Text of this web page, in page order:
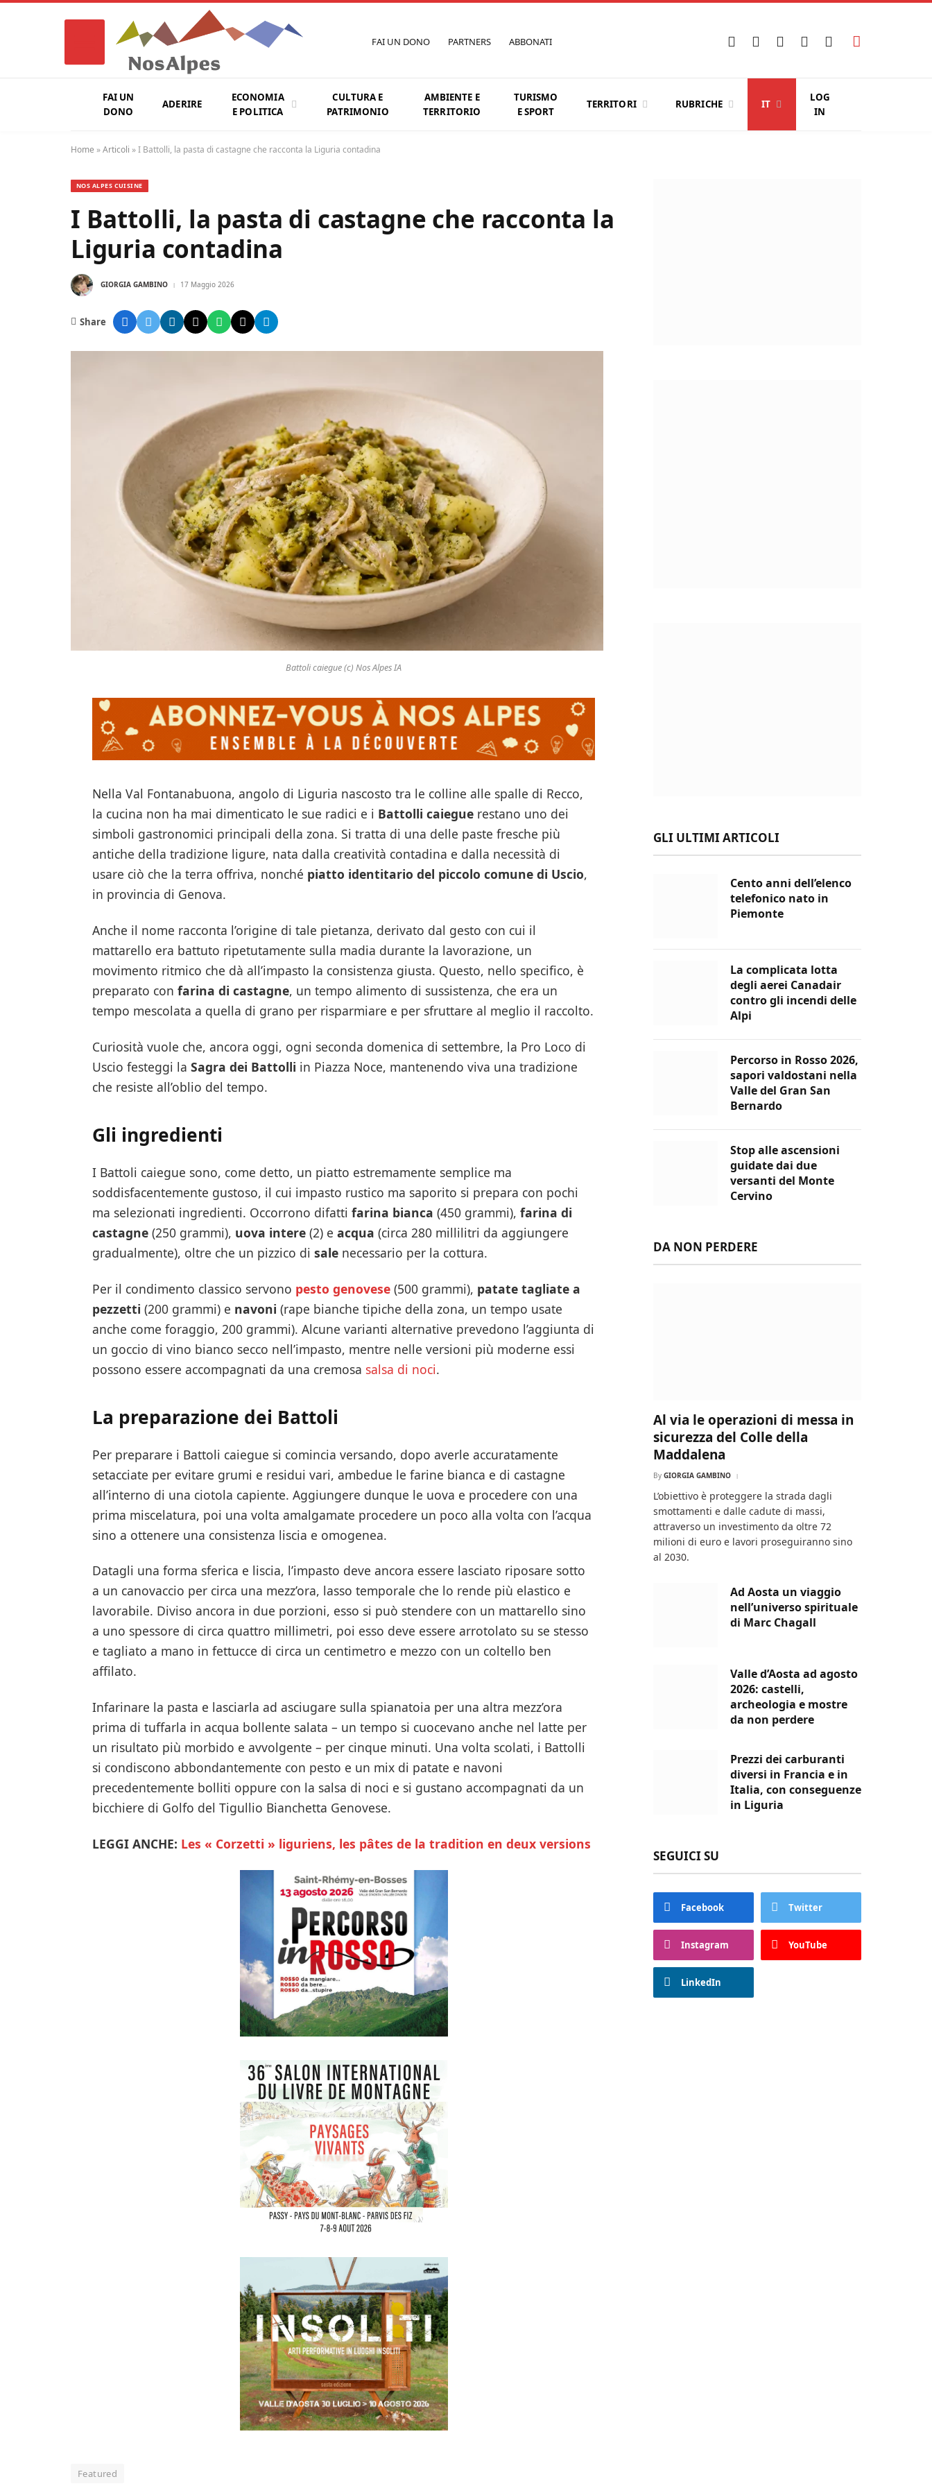
FAI UN DONO PARTNERS ABBONATI Facebook
X
Instagram
YouTubeLinkedIn
FAI UN
DONO
ADERIRE
ECONOMIA
E POLITICA
CULTURA E
PATRIMONIO
AMBIENTE E
TERRITORIO
TURISMO
E SPORT
TERRITORI RUBRICHE IT
LOG
IN
Home »Articoli »I Battolli, la pasta di castagne che racconta la Liguria contadina
NOS ALPES CUISINE
I Battolli, la pasta di castagne che racconta la
Liguria contadina
GIORGIA GAMBINO 17 Maggio 2026
Share
Battoli caiegue (c) Nos Alpes IA
Nella Val Fontanabuona, angolo di Liguria nascosto tra le colline alle spalle di Recco,
la cucina non ha mai dimenticato le sue radici e i Battolli caieguerestano uno dei
simboli gastronomici principali della zona. Si tratta di una delle paste fresche più
antiche della tradizione ligure, nata dalla creatività contadina e dalla necessità di
usare ciò che la terra offriva, nonché piatto identitario del piccolo comune di Uscio,
in provincia di Genova.
Anche il nome racconta l’origine di tale pietanza, derivato dal gesto con cui il
mattarello era battuto ripetutamente sulla madia durante la lavorazione, un
movimento ritmico che dà all’impasto la consistenza giusta. Questo, nello specifico, è
preparato con farina di castagne, un tempo alimento di sussistenza, che era un
tempo mescolata a quella di grano per risparmiare e per sfruttare al meglio il raccolto.
Curiosità vuole che, ancora oggi, ogni seconda domenica di settembre, la Pro Loco di
Uscio festeggi la Sagra dei Battolli in Piazza Noce, mantenendo viva una tradizione
che resiste all’oblio del tempo.
Gli ingredienti
I Battoli caiegue sono, come detto, un piatto estremamente semplice ma
soddisfacentemente gustoso, il cui impasto rustico ma saporito si prepara con pochi
ma selezionati ingredienti. Occorrono difatti farina bianca (450 grammi), farina di
castagne(250 grammi), uova intere(2) e acqua (circa 280 millilitri da aggiungere
gradualmente), oltre che un pizzico di salenecessario per la cottura.
Per il condimento classico servono pesto genovese(500 grammi), patate tagliate a
pezzetti (200 grammi) e navoni (rape bianche tipiche della zona, un tempo usate
anche come foraggio, 200 grammi). Alcune varianti alternative prevedono l’aggiunta di
un goccio di vino bianco secco nell’impasto, mentre nelle versioni più moderne essi
possono essere accompagnati da una cremosa salsa di noci.
La preparazione dei Battoli
Per preparare i Battoli caiegue si comincia versando, dopo averle accuratamente
setacciate per evitare grumi e residui vari, ambedue le farine bianca e di castagne
all’interno di una ciotola capiente. Aggiungere dunque le uova e procedere con una
prima miscelatura, poi una volta amalgamate procedere un poco alla volta con l’acqua
sino a ottenere una consistenza liscia e omogenea.
Datagli una forma sferica e liscia, l’impasto deve ancora essere lasciato riposare sotto
a un canovaccio per circa una mezz’ora, lasso temporale che lo rende più elastico e
lavorabile. Diviso ancora in due porzioni, esso si può stendere con un mattarello sino
a uno spessore di circa quattro millimetri, poi esso deve essere arrotolato su se stesso
e tagliato a mano in fettucce di circa un centimetro e mezzo con un coltello ben
affilato.
Infarinare la pasta e lasciarla ad asciugare sulla spianatoia per una altra mezz’ora
prima di tuffarla in acqua bollente salata – un tempo si cuocevano anche nel latte per
un risultato più morbido e avvolgente – per cinque minuti. Una volta scolati, i Battolli
si condiscono abbondantemente con pesto e un mix di patate e navoni
precedentemente bolliti oppure con la salsa di noci e si gustano accompagnati da un
bicchiere di Golfo del Tigullio Bianchetta Genovese.
LEGGI ANCHE: Les « Corzetti » liguriens, les pâtes de la tradition en deux versions
Featured
GLI ULTIMI ARTICOLI
Cento anni dell’elenco
telefonico nato in
Piemonte
La complicata lotta
degli aerei Canadair
contro gli incendi delle
Alpi
Percorso in Rosso 2026,
sapori valdostani nella
Valle del Gran San
Bernardo
Stop alle ascensioni
guidate dai due
versanti del Monte
Cervino
DA NON PERDERE
Al via le operazioni di messa in
sicurezza del Colle della
Maddalena
By GIORGIA GAMBINO
L’obiettivo è proteggere la strada dagli
smottamenti e dalle cadute di massi,
attraverso un investimento da oltre 72
milioni di euro e lavori proseguiranno sino
al 2030.
Ad Aosta un viaggio
nell’universo spirituale
di Marc Chagall
Valle d’Aosta ad agosto
2026: castelli,
archeologia e mostre
da non perdere
Prezzi dei carburanti
diversi in Francia e in
Italia, con conseguenze
in Liguria
SEGUICI SU
Facebook Twitter
Instagram YouTube
LinkedIn